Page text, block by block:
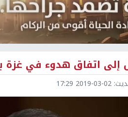
إلى اتفاق هدوء في
2019-03-02 17:29